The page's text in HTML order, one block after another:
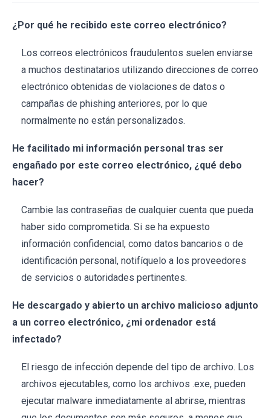
¿Por qué he recibido este correo electrónico?
Los correos electrónicos fraudulentos suelen enviarse
a muchos destinatarios utilizando direcciones de correo
electrónico obtenidas de violaciones de datos o
campañas de phishing anteriores, por lo que
normalmente no están personalizados.
He facilitado mi información personal tras ser
engañado por este correo electrónico, ¿qué debo
hacer?
Cambie las contraseñas de cualquier cuenta que pueda
haber sido comprometida. Si se ha expuesto
información confidencial, como datos bancarios o de
identificación personal, notifíquelo a los proveedores
de servicios o autoridades pertinentes.
He descargado y abierto un archivo malicioso adjunto
a un correo electrónico, ¿mi ordenador está
infectado?
El riesgo de infección depende del tipo de archivo. Los
archivos ejecutables, como los archivos .exe, pueden
ejecutar malware inmediatamente al abrirse, mientras